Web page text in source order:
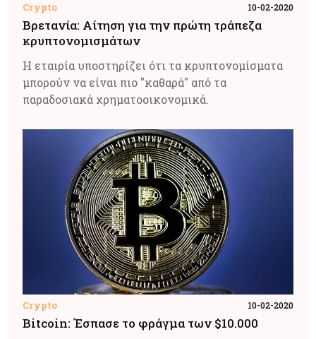
Crypto 10-02-2020
Βρετανία: Αίτηση για την πρώτη τράπεζα
κρυπτονομισμάτων
Η εταιρία υποστηρίζει ότι τα κρυπτονομίσματα
μπορούν να είναι πιο "καθαρά" από τα
παραδοσιακά χρηματοοικονομικά.
Crypto 10-02-2020
Bitcoin: Έσπασε το φράγμα των $10.000